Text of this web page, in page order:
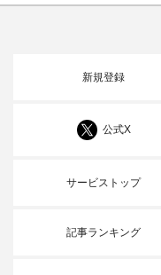
新規登録
公式X
サービストップ
記事ランキング